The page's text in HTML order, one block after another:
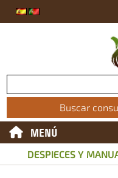
Buscar
MENÚ
DESPIECES Y